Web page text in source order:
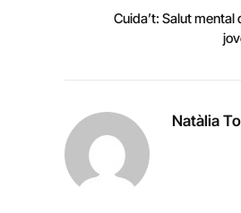
Cuida’t: Salut
Natàlia